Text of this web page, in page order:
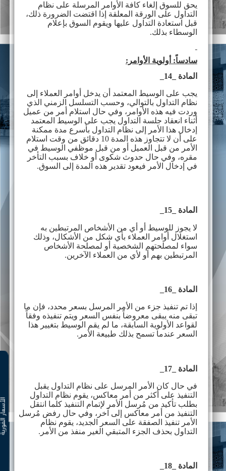
يحق للسوق إلغاء كافة الأوامر المرسلة على نظام
التداول على الورقة المعلقة إذا اقتضت الضرورة ذلك،
قبل استعادة التداول عليها ويقوم السوق بإعلام
الوسطاء بذلك.
سادساً: أولوية الأوامر:
المادة _14_
يجب على الوسيط المعتمد أن يدخل أوامر العملاء إلى
نظام التداول بالتوالي، وحسب التسلسل الزمني الذي
وردت فيه هذه الأوامر، وفي حال استلام أمر من عميل
أثناء انعقاد جلسة التداول يجب على الوسيط المعتمد
إدخال هذا الأمر إلى نظام التداول بأسرع مدة ممكنة
على أن لا تتجاوز هذه المدة 10 دقائق من وقت استلام
الأمر من قبل العميل أو من قبل موظفي الوسيط في
مقره، وفي حال حدوث شكوى أو خلاف بسبب التأخر
في إدخال الأمر فيعود تقدير هذه المدة إلى السوق.
المادة _15_
لا يجوز للوسيط أو أي من الأشخاص المرتبطين به
استغلال أوامر العملاء بأي شكل من الأشكال، وذلك
سواء لمصلحتهم الشخصية أو لمصلحة الأشخاص
المرتبطين بهم أو لأي من العملاء الآخرين.
المادة _16_
إذا تم تنفيذ جزء من الأمر المرسل بسعر محدد، فإن ما
تبقى منه يبقى معروضاً بنفس السعر ويتم تنفيذه وفقاً
لقواعد الأولوية السابقة، ما لم يقم الوسيط بتغيير هذا
السعر عندما تسمح بذلك طبيعة الأمر .
المادة _17_
في حال كان الأمر المرسل على نظام التداول يقبل
التنفيذ على أكثر من أمر معاكس، يقوم نظام التداول
بطلب تأكيد من مُرسل الأمر لإتمام التنفيذ كلما انتقل
التنفيذ من أمر معاكس إلى آخر، وفي حال رفض مُرسل
الأمر تنفيذ الصفقة على السعر الجديد، يقوم نظام
التداول بحذف الجزء المتبقي الغير منفذ من الأمر.
المادة _18_